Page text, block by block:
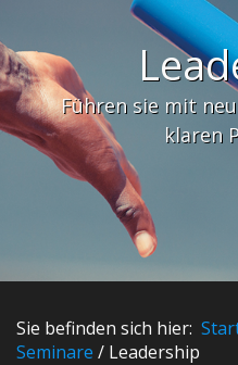
Führen sie mit
klaren
Sie befinden sich hier:
Seminare / Leadership